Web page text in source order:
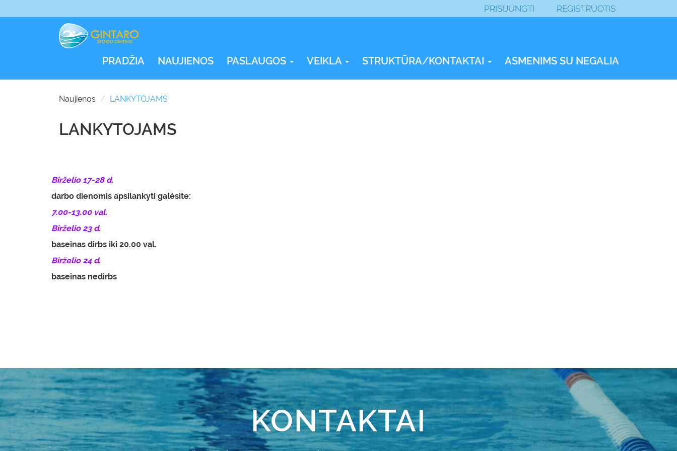
PRISIJUNGTI REGISTRUOTIS
PRADŽIA NAUJIENOS PASLAUGOS VEIKLA STRUKTŪRA/KONTAKTAI ASMENIMS SU NEGALIA
Naujienos LANKYTOJAMS
LANKYTOJAMS
Birželio 17-28 d.
darbo dienomis apsilankyti galėsite:
7.00-13.00 val.
Birželio 23 d.
baseinas dirbs iki 20.00 val.
Birželio 24 d.
baseinas nedirbs
KONTAKTAI